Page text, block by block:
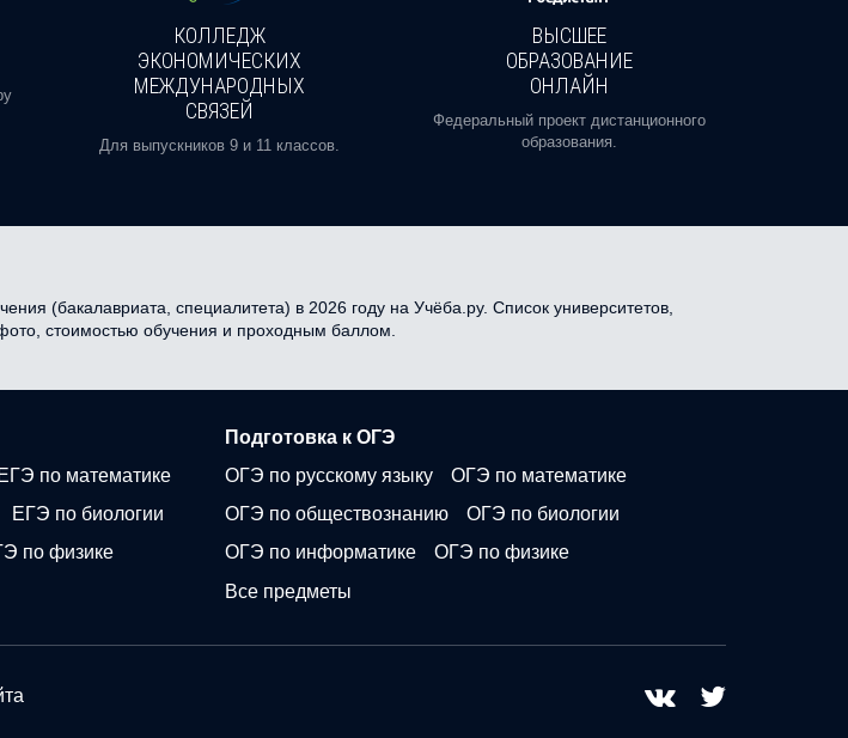
КОЛЛЕДЖ
ЭКОНОМИЧЕСКИХ
МЕЖДУНАРОДНЫХ
СВЯЗЕЙ
Для выпускников 9 и 11 классов.
ВЫСШЕЕ
ОБРАЗОВАНИЕ
ОНЛАЙН
Федеральный проект дистанционного
образования.
(бакалавриата, специалитета) в 2026 году на Учёба.ру. Список университетов,
стоимостью обучения и проходным баллом.
ЕГЭ по математике
ЕГЭ по биологии
по физике
Подготовка к ОГЭ
ОГЭ по русскому языку
ОГЭ по математике
ОГЭ по обществознанию
ОГЭ по биологии
ОГЭ по информатике
ОГЭ по физике
Все предметы